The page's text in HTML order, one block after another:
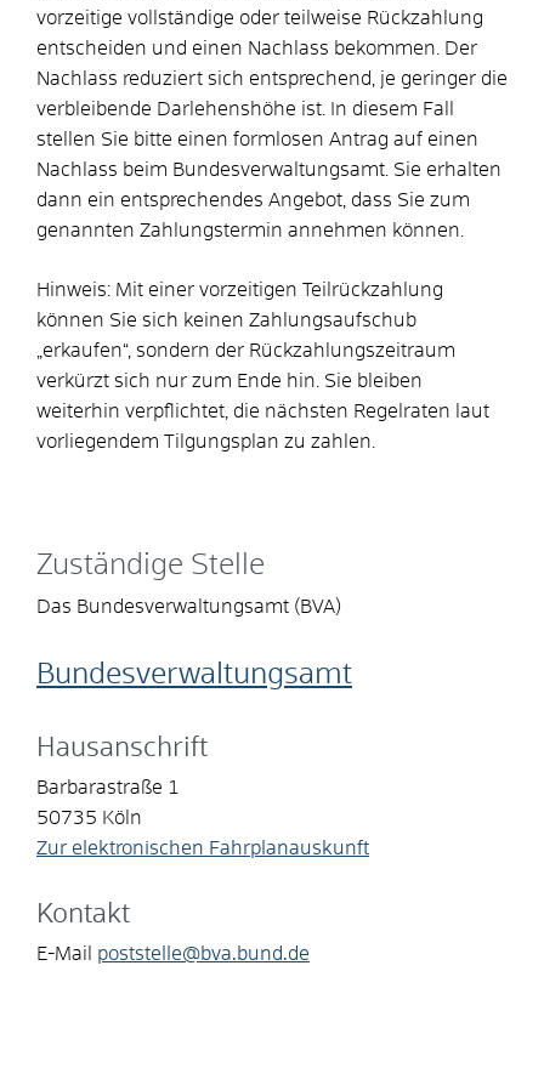
vorzeitige vollständige oder teilweise Rückzahlung
entscheiden und einen Nachlass bekommen. Der
Nachlass reduziert sich entsprechend, je geringer die
verbleibende Darlehenshöhe ist. In diesem Fall
stellen Sie bitte einen formlosen Antrag auf einen
Nachlass beim Bundesverwaltungsamt. Sie erhalten
dann ein entsprechendes Angebot, dass Sie zum
genannten Zahlungstermin annehmen können.
Hinweis: Mit einer vorzeitigen Teilrückzahlung
können Sie sich keinen Zahlungsaufschub
„erkaufen“, sondern der Rückzahlungszeitraum
verkürzt sich nur zum Ende hin. Sie bleiben
weiterhin verpflichtet, die nächsten Regelraten laut
vorliegendem Tilgungsplan zu zahlen.
Zuständige Stelle
Das Bundesverwaltungsamt (BVA)
Bundesverwaltungsamt
Hausanschrift
Barbarastraße 1
50735 Köln
Zur elektronischen Fahrplanauskunft
Kontakt
E-Mail poststelle@bva.bund.de